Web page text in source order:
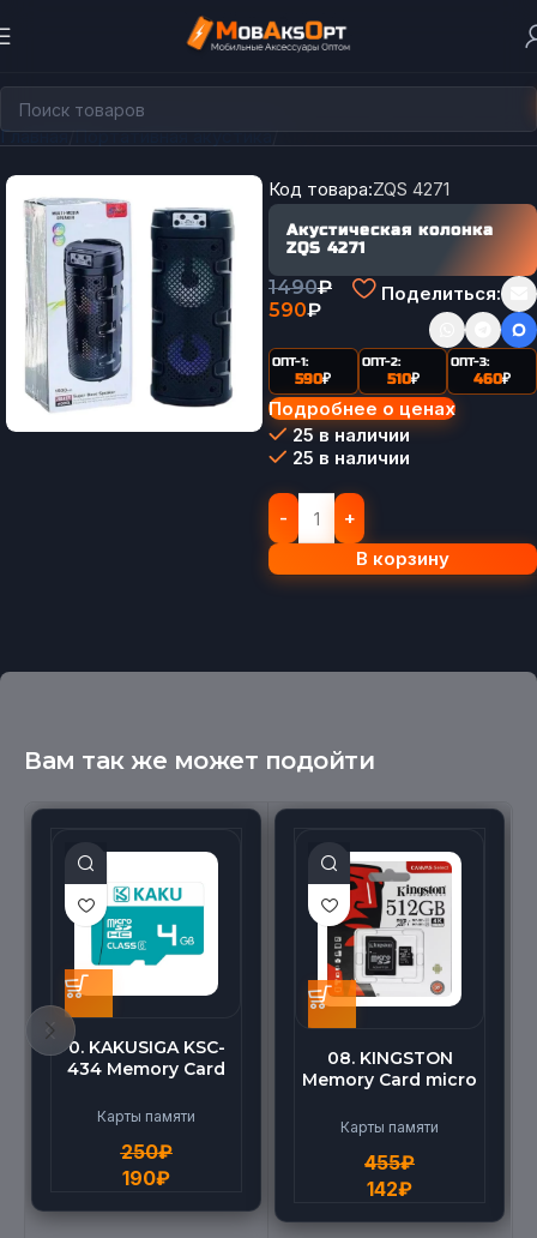
Главная Портативная акустика Акустические системы
Код товара:ZQS 4271
Акустическая колонка
ZQS 4271
1490₽
590₽
Поделиться:
ОПТ-1:
590₽
ОПТ-2:
510₽
ОПТ-3:
460₽
Подробнее о ценах
25 в наличии
25 в наличии
В корзину
Вам так же может подойти
0. KAKUSIGA KSC-
434 Memory Card
High Speed (4G)
Карты памяти
250₽
190₽
08. KINGSTON
Memory Card micro
Карты памяти
455₽
142₽